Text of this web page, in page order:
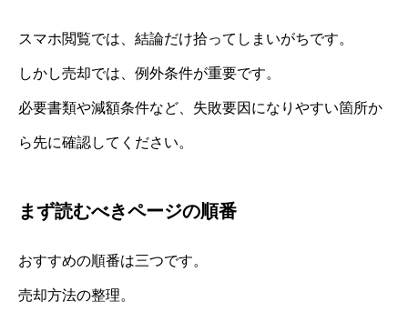
スマホ閲覧では、結論だけ拾ってしまいがちです。
しかし売却では、例外条件が重要です。
必要書類や減額条件など、失敗要因になりやすい箇所か
ら先に確認してください。
まず読むべきページの順番
おすすめの順番は三つです。
売却方法の整理。